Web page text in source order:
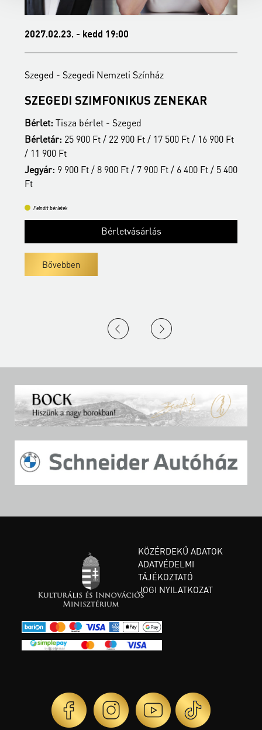
2027.02.23. - kedd 19:00
Szeged - Szegedi Nemzeti Színház
SZEGEDI SZIMFONIKUS ZENEKAR
Bérlet: Tisza bérlet - Szeged
Bérletár: 25 900 Ft / 22 900 Ft / 17 500 Ft / 16 900 Ft
/ 11 900 Ft
Jegyár: 9 900 Ft / 8 900 Ft / 7 900 Ft / 6 400 Ft / 5 400
Ft
Felnőtt bérletek
Bérletvásárlás
Bővebben
KÖZÉRDEKŰ ADATOK
ADATVÉDELMI
TÁJÉKOZTATÓ
JOGI NYILATKOZAT